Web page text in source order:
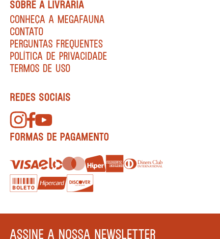
SOBRE A LIVRARIA
CONHEÇA A MEGAFAUNA
CONTATO
PERGUNTAS FREQUENTES
POLÍTICA DE PRIVACIDADE
TERMOS DE USO
REDES SOCIAIS
FORMAS DE PAGAMENTO
ASSINE A NOSSA NEWSLETTER